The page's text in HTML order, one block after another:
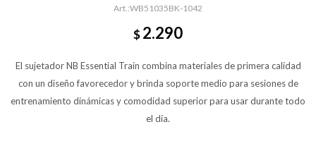
WB51035BK-1042
$2.290
El sujetador NB Essential Train combina materiales de primera calidad
con un diseño favorecedor y brinda soporte medio para sesiones de
entrenamiento dinámicas y comodidad superior para usar durante todo
el día.